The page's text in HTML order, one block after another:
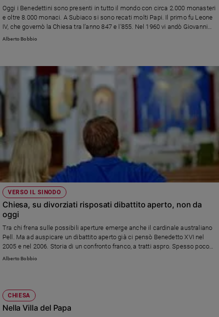
Oggi i Benedettini sono presenti in tutto il mondo con circa 2.000 monasteri
e oltre 8.000 monaci. A Subiaco si sono recati molti Papi. Il primo fu Leone
IV, che governò la Chiesa tra l’anno 847 e l’855. Nel 1960 vi andò Giovanni
XXIII, nel 1971 Paolo VI, nel 1980 Giovanni Paolo II. Jospeh Ratzinger vi andò
Alberto Bobbio
VERSO IL SINODO
Chiesa, su divorziati risposati dibattito aperto, non da
oggi
Tra chi frena sulle possibili aperture emerge anche il cardinale australiano
Pell. Ma ad auspicare un dibattito aperto già ci pensò Benedetto XVI nel
2005 e nel 2006. Storia di un confronto franco, a tratti aspro. Spesso poco
noto. E le possibili soluzioni...
Alberto Bobbio
CHIESA
Nella Villa del Papa